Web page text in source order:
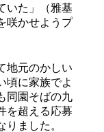
いた」（雅基
咲かせようプ
地元のかしい
頃に家族でよ
同園そばの九
を超える応募
ました。